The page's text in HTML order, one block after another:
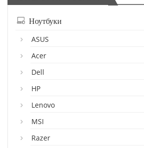
Ноутбуки
ASUS
Acer
Dell
HP
Lenovo
MSI
Razer